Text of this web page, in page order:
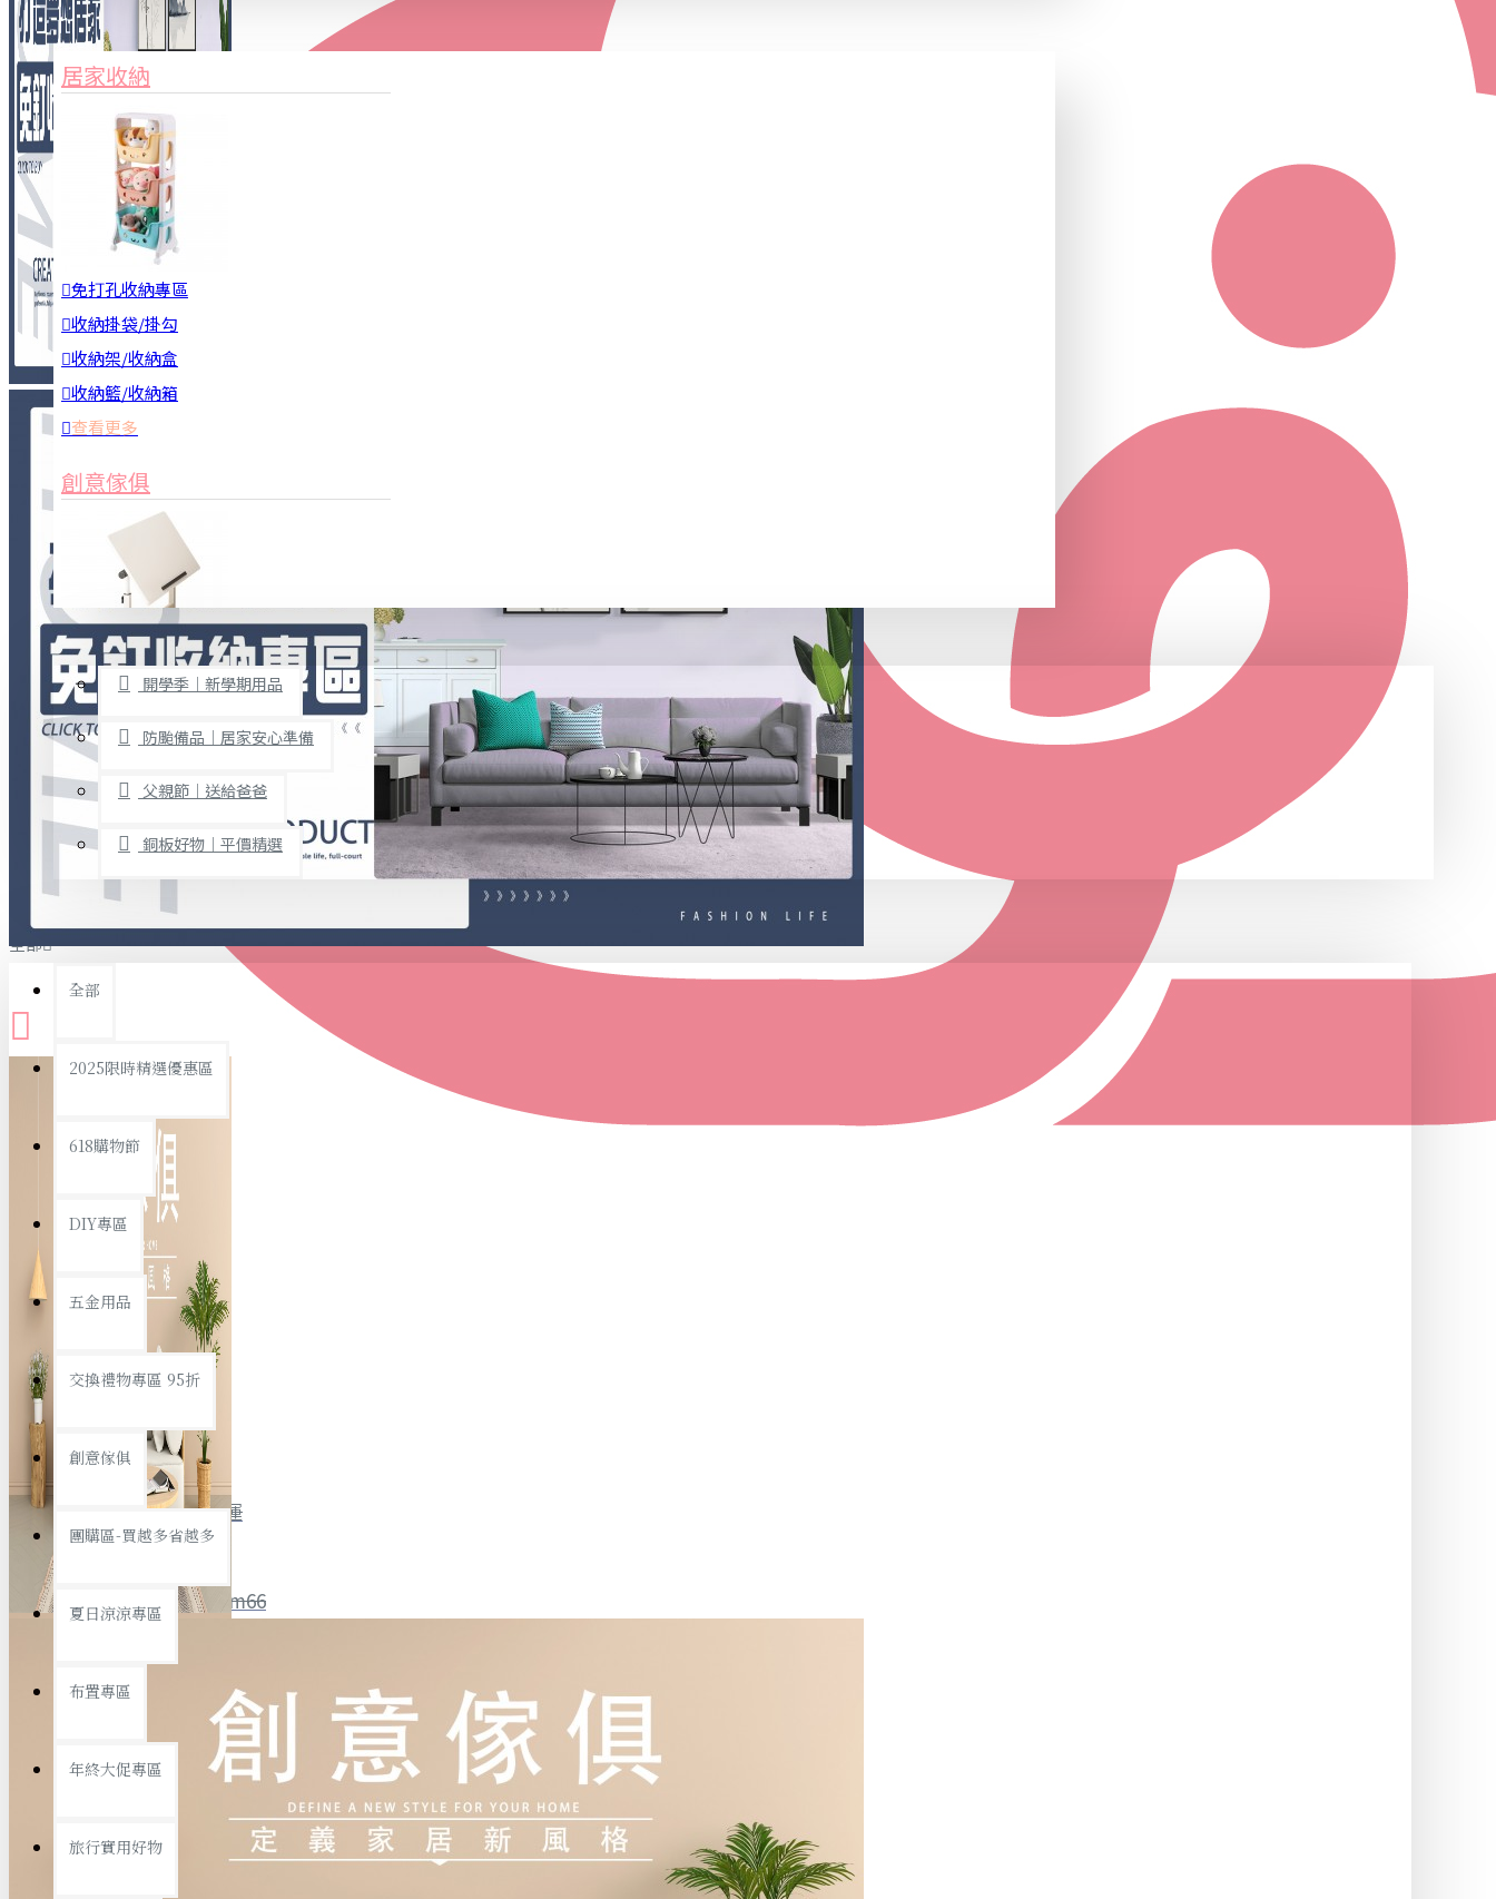
全館限時滿799免運
聯絡我們 ID : @ym66
優惠活動 最新活動
3C周邊
居家安全
居家清潔
查看更多
餐飲廚具
廚房收納
烘焙用具
隨身餐具
查看更多
文具禮品
事務用品
文具收納
書寫用品
衛浴用品
個人衛浴用品
浴室置物/收納
旅行收納
汽機車用品
查看更多
家俱&收納
居家收納
免打孔收納專區
收納掛袋/掛勾
收納架/收納盒
收納籃/收納箱
查看更多
創意傢俱
桌子/椅子
置物架/收納櫃
其他
免打孔收納專區
限時促銷
開學季｜新學期用品
防颱備品｜居家安心準備
父親節｜送給爸爸
銅板好物｜平價精選
全部
全部
2025限時精選優惠區
618購物節
DIY專區
五金用品
交換禮物專區 95折
創意傢俱
團購區-買越多省越多
夏日涼涼專區
布置專區
年終大促專區
旅行實用好物